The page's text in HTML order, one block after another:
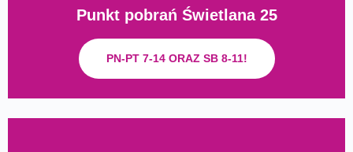
Punkt pobrań Świetlana 25
PN-PT 7-14 ORAZ SB 8-11!